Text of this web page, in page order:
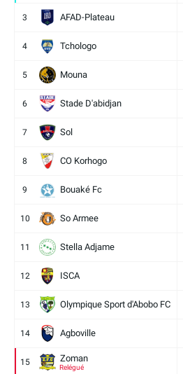
3 AFAD-Plateau
4 Tchologo
5 Mouna
6 Stade D'abidjan
7 Sol
8 CO Korhogo
9 Bouaké Fc
10 So Armee
11 Stella Adjame
12 ISCA
13 Olympique Sport d'Abobo FC
14 Agboville
15 Zoman
Relégué